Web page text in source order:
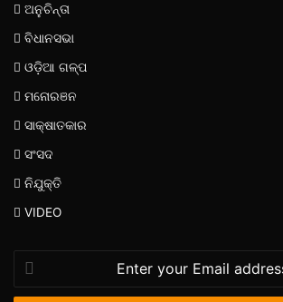
ଅନୁଚିନ୍ତା
ବିଧାନସଭା
ଓଡ଼ିଆ ଗଳ୍ପ
ମନୋରଞନ
ସାକ୍ଷାତକାର
ସଂସଦ
ନିଯୁକ୍ତି
VIDEO
your
Email